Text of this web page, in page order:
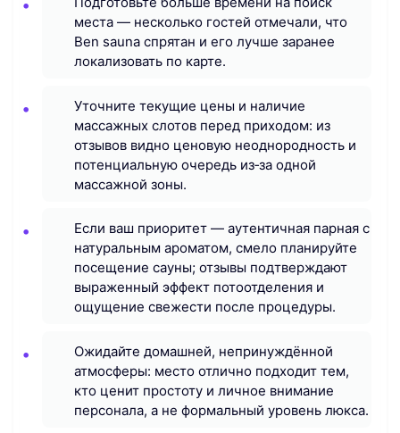
места — несколько гостей отмечали, что
Ben sauna спрятан и его лучше заранее
локализовать по карте.
Уточните текущие цены и наличие
массажных слотов перед приходом: из
отзывов видно ценовую неоднородность и
потенциальную очередь из‑за одной
массажной зоны.
Если ваш приоритет — аутентичная парная с
натуральным ароматом, смело планируйте
посещение сауны; отзывы подтверждают
выраженный эффект потоотделения и
ощущение свежести после процедуры.
Ожидайте домашней, непринуждённой
атмосферы: место отлично подходит тем,
кто ценит простоту и личное внимание
персонала, а не формальный уровень люкса.